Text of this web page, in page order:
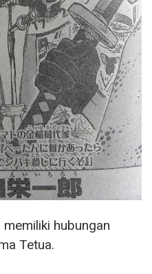
hubungan
Tetua.